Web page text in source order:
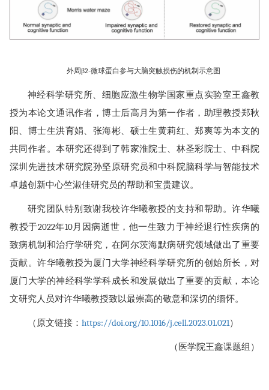
外周β2-微球蛋白参与大脑突触损伤的机制示意图
神经科学研究所、细胞应激生物学国家重点实验室王鑫教
授为本论文通讯作者，博士后高月为第一作者，助理教授郑秋
阳、博士生洪育娟、张海彬、硕士生黄莉红、郑爽等为本文的
共同作者。本研究还得到了韩家淮院士、林圣彩院士、中科院
深圳先进技术研究院孙坚原研究员和中科院脑科学与智能技术
卓越创新中心竺淑佳研究员的帮助和宝贵建议。
研究团队特别致谢我校许华曦教授的支持和帮助。许华曦
教授于2022年10月因病逝世，他一生致力于神经退行性疾病的
致病机制和治疗学研究，在阿尔茨海默病研究领域做出了重要
贡献。许华曦教授为厦门大学神经科学研究所的创始所长，对
厦门大学的神经科学学科成长和发展做出了重要的贡献，本论
文研究人员对许华曦教授致以最崇高的敬意和深切的缅怀。
（原文链接： https://doi.org/10.1016/j.cell.2023.01.021）
（医学院王鑫课题组）